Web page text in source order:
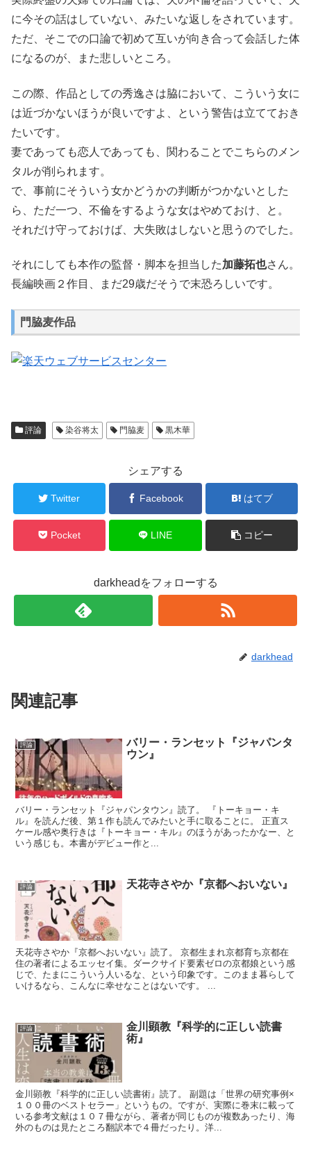
に今その話はしていない、みたいな返しをされています。
ただ、そこでの口論で初めて互いが向き合って会話した体
になるのが、また悲しいところ。
この際、作品としての秀逸さは脇において、こういう女に
は近づかないほうが良いですよ、という警告は立てておき
たいです。
妻であっても恋人であっても、関わることでこちらのメン
タルが削られます。
で、事前にそういう女かどうかの判断がつかないとした
ら、ただ一つ、不倫をするような女はやめておけ、と。
それだけ守っておけば、大失敗はしないと思うのでした。
それにしても本作の監督・脚本を担当した加藤拓也さん。
長編映画２作目、まだ29歳だそうで末恐ろしいです。
門脇麦作品
評論 染谷将太 門脇麦 黒木華
シェアする
Twitter Facebook はてブ
Pocket LINE コピー
darkheadをフォローする
darkhead
関連記事
評論
バリー・ランセット『ジャパンタ
ウン』
バリー・ランセット『ジャパンタウン』読了。 『トーキョー・キ
ル』を読んだ後、第１作も読んでみたいと手に取ることに。 正直ス
ケール感や奥行きは『トーキョー・キル』のほうがあったかなー、と
いう感じも。本書がデビュー作と...
評論 天花寺さやか『京都へおいない』
天花寺さやか『京都へおいない』読了。 京都生まれ京都育ち京都在
住の著者によるエッセイ集。ダークサイド要素ゼロの京都娘という感
じで、たまにこういう人いるな、という印象です。このまま暮らして
いけるなら、こんなに幸せなことはないです。 ...
評論
金川顕教『科学的に正しい読書
術』
金川顕教『科学的に正しい読書術』読了。 副題は「世界の研究事例×
１００冊のベストセラー」というもの。ですが、実際に巻末に載って
いる参考文献は１０７冊ながら、著者が同じものが複数あったり、海
外のものは見たところ翻訳本で４冊だったり。洋...